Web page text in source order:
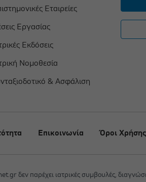
Εταιρείες
Εργασίας
Εκδόσεις
Νομοθεσία
& Ασφάλιση
Επικοινωνία Όροι Χρήσης
δεν παρέχει ιατρικές συμβουλές,